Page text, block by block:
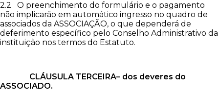
2.2 O preenchimento do formulário e o pagamento
não implicarão em automático ingresso no quadro de
associados da ASSOCIAÇÃO, o que dependerá de
deferimento específico pelo Conselho Administrativo da
instituição nos termos do Estatuto.
CLÁUSULA TERCEIRA– dos deveres do
ASSOCIADO.